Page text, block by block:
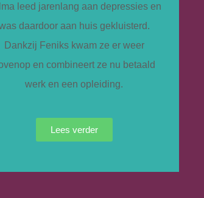
leed jarenlang aan depressies en
daardoor aan huis gekluisterd.
Dankzij Feniks kwam ze er weer
en combineert ze nu betaald
werk en een opleiding.
Lees verder